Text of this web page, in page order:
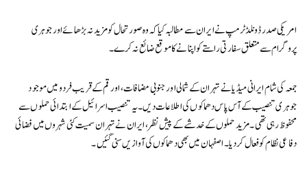
امریکی صدر ڈونلڈ ٹرمپ نے ایران سے مطالبہ کیا کہ وہ صورتحال کو مزید نہ بڑھائے اور جوہری
پروگرام سے متعلق سفارتی راستے کو اپنانے کا موقع ضائع نہ کرے۔
جمعہ کی شام ایرانی میڈیا نے تہران کے شمالی اور جنوبی مضافات، اور قم کے قریب فردو میں موجود
جوہری تنصیب کے آس پاس دھماکوں کی اطلاعات دیں۔ یہ تنصیب اسرائیل کے ابتدائی حملوں سے
محفوظ رہی تھی۔ مزید حملوں کے خدشے کے پیش نظر، ایران نے تہران سمیت کئی شہروں میں فضائی
دفاعی نظام کو فعال کر دیا۔ اصفہان میں بھی دھماکوں کی آوازیں سنی گئیں۔